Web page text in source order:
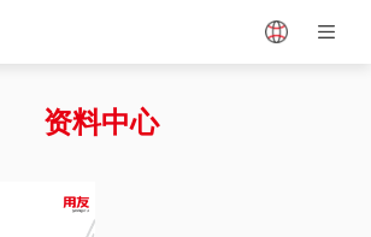
Vietnam
资料中心